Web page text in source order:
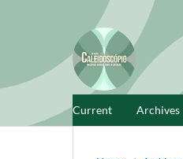
Current Archives